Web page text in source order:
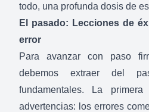
todo, una profunda dosis de
El pasado: Lecciones de
error
Para avanzar con paso
debemos extraer del
fundamentales. La
advertencias: los errores